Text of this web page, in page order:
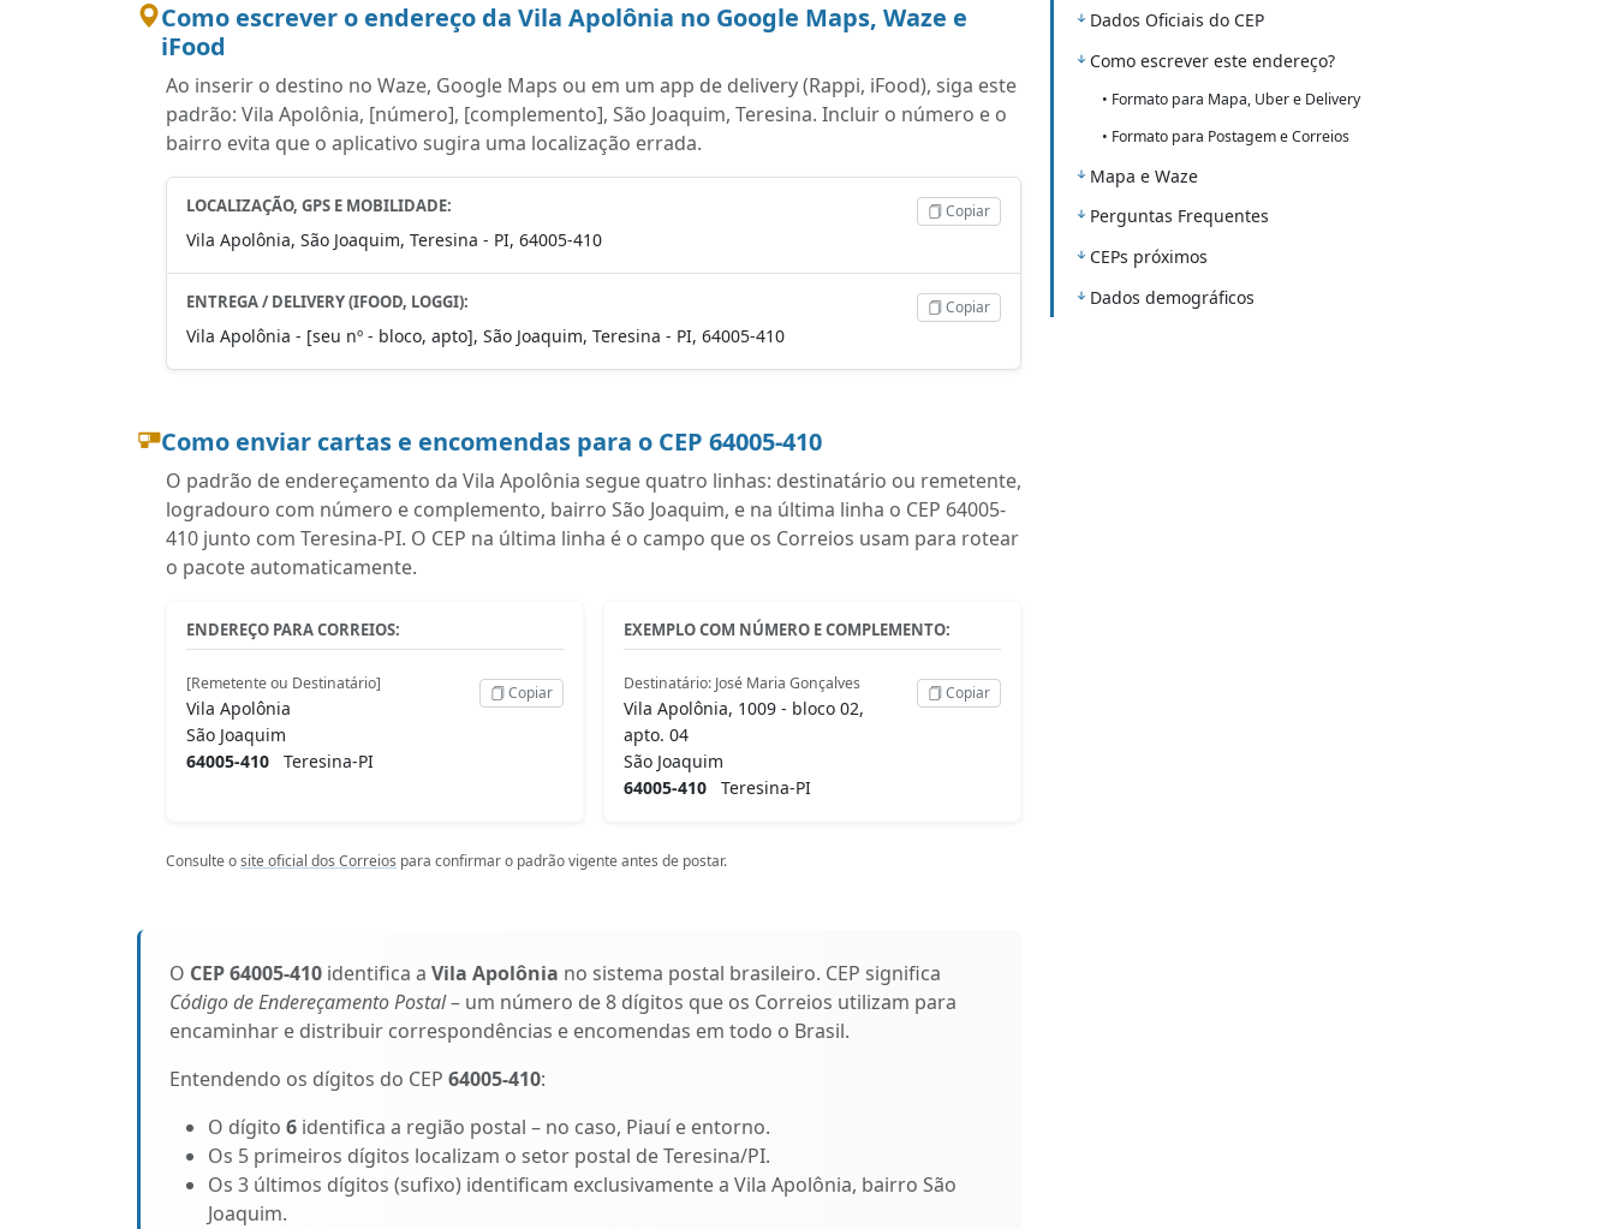
Como escrever o endereço da Vila Apolônia no Google Maps, Waze e
iFood
Ao inserir o destino no Waze, Google Maps ou em um app de delivery (Rappi, iFood), siga este
padrão: Vila Apolônia, [número], [complemento], São Joaquim, Teresina. Incluir o número e o
bairro evita que o aplicativo sugira uma localização errada.
LOCALIZAÇÃO, GPS E MOBILIDADE:
Vila Apolônia, São Joaquim, Teresina - PI, 64005-410
Copiar
ENTREGA / DELIVERY (IFOOD, LOGGI):
Vila Apolônia - [seu nº - bloco, apto], São Joaquim, Teresina - PI, 64005-410
Copiar
Como enviar cartas e encomendas para o CEP 64005-410
O padrão de endereçamento da Vila Apolônia segue quatro linhas: destinatário ou remetente,
logradouro com número e complemento, bairro São Joaquim, e na última linha o CEP 64005-
410 junto com Teresina-PI. O CEP na última linha é o campo que os Correios usam para rotear
o pacote automaticamente.
ENDEREÇO PARA CORREIOS:
[Remetente ou Destinatário]
Vila Apolônia
São Joaquim
64005-410 Teresina-PI
Copiar
EXEMPLO COM NÚMERO E COMPLEMENTO:
Destinatário: José Maria Gonçalves
Vila Apolônia, 1009 - bloco 02,
apto. 04
São Joaquim
64005-410 Teresina-PI
Copiar
Consulte osite oficial dos Correios para confirmar o padrão vigente antes de postar.
O CEP 64005-410 identifica a Vila Apolônia no sistema postal brasileiro. CEP significa
Código de Endereçamento Postal– um número de 8 dígitos que os Correios utilizam para
encaminhar e distribuir correspondências e encomendas em todo o Brasil.
Entendendo os dígitos do CEP 64005-410:
O dígito 6 identifica a região postal – no caso, Piauí e entorno.
Os 5 primeiros dígitos localizam o setor postal de Teresina/PI.
Os 3 últimos dígitos (sufixo) identificam exclusivamente a Vila Apolônia, bairro São
Joaquim.
Dados Oficiais do CEP
Como escrever este endereço?
• Formato para Mapa, Uber e Delivery
• Formato para Postagem e Correios
Mapa e Waze
Perguntas Frequentes
CEPs próximos
Dados demográficos